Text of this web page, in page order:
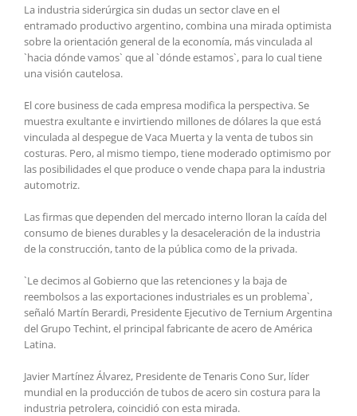
La industria siderúrgica sin dudas un sector clave en el
entramado productivo argentino, combina una mirada optimista
sobre la orientación general de la economía, más vinculada al
`hacia dónde vamos` que al `dónde estamos`, para lo cual tiene
una visión cautelosa.
El core business de cada empresa modifica la perspectiva. Se
muestra exultante e invirtiendo millones de dólares la que está
vinculada al despegue de Vaca Muerta y la venta de tubos sin
costuras. Pero, al mismo tiempo, tiene moderado optimismo por
las posibilidades el que produce o vende chapa para la industria
automotriz.
Las firmas que dependen del mercado interno lloran la caída del
consumo de bienes durables y la desaceleración de la industria
de la construcción, tanto de la pública como de la privada.
`Le decimos al Gobierno que las retenciones y la baja de
reembolsos a las exportaciones industriales es un problema`,
señaló Martín Berardi, Presidente Ejecutivo de Ternium Argentina
del Grupo Techint, el principal fabricante de acero de América
Latina.
Javier Martínez Álvarez, Presidente de Tenaris Cono Sur, líder
mundial en la producción de tubos de acero sin costura para la
industria petrolera, coincidió con esta mirada.